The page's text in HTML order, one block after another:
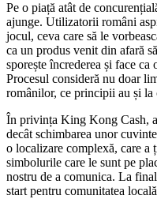
Pe o piață atât de
ajunge. Utilizatorii români
jocul, ceva care să le
ca un produs venit din afară
sporește încrederea și face
Procesul consideră nu doar
românilor, ce principii au și la
În privința King Kong Cash,
decât schimbarea unor
o localizare complexă, care a
simbolurile care le sunt pe
nostru de a comunica. La
start pentru comunitatea